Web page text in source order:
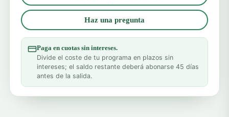
Haz una pregunta
Paga en cuotas sin intereses.
Divide el coste de tu programa en plazos sin
intereses; el saldo restante deberá abonarse 45 días
antes de la salida.